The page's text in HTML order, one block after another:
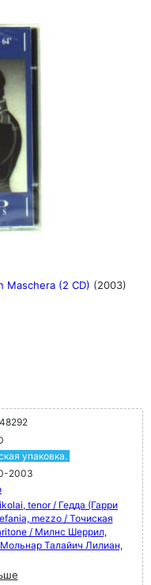
Maschera (2 CD) (2003)
упаковка.
2003
tenor / Гедда (Гарри
mezzo / Точиская
/ Милнс Шеррил,
Талайич Лилиан,